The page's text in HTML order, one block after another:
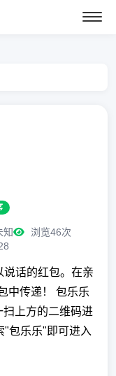
知
浏览46次
话的红包。在亲
中传递！ 包乐乐
上方的二维码进
"包乐乐"即可进入